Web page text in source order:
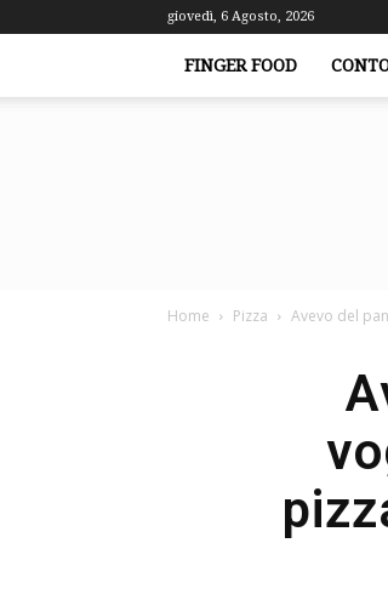
giovedì, 6 Agosto, 2026
FINGER FOOD
Home Pizza Avevo del